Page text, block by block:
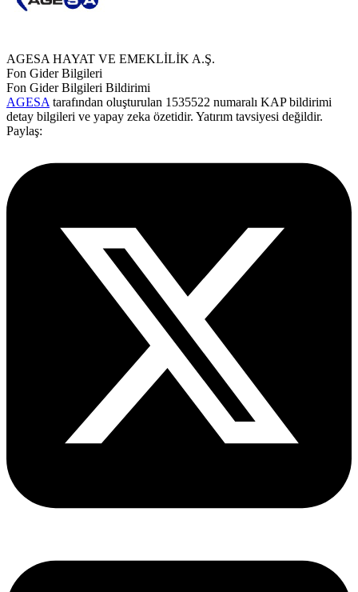
AGESA HAYAT VE EMEKLİLİK A.Ş.
Fon Gider Bilgileri
Fon Gider Bilgileri Bildirimi
AGESA tarafından oluşturulan 1535522 numaralı KAP bildirimi
detay bilgileri ve yapay zeka özetidir. Yatırım tavsiyesi değildir.
Paylaş: